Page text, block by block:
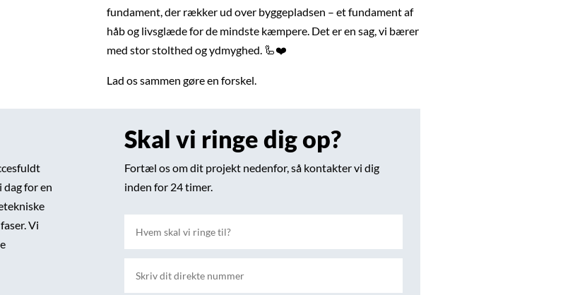
fundament, der rækker ud over byggepladsen – et fundament af
håb og livsglæde for de mindste kæmpere. Det er en sag, vi bærer
med stor stolthed og ydmyghed. 🦾❤️
Lad os sammen gøre en forskel.
for en
Vi
Skal vi ringe dig op?
Fortæl os om dit projekt nedenfor, så kontakter vi dig
inden for 24 timer.